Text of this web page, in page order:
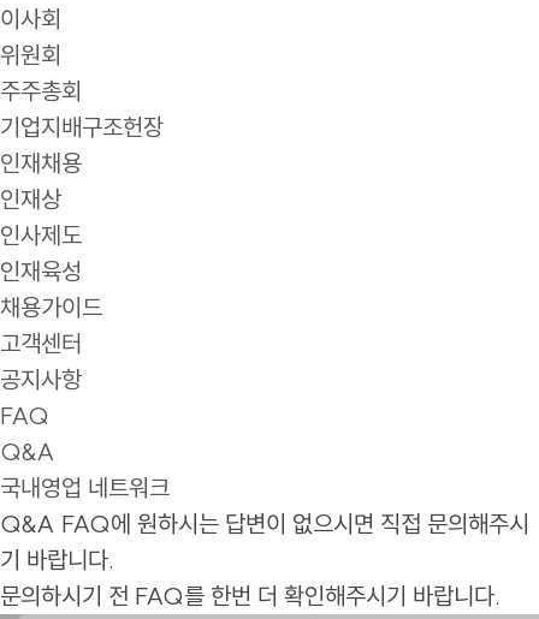
이사회
위원회
주주총회
기업지배구조헌장
인재채용
인재상
인사제도
인재육성
채용가이드
고객센터
공지사항
FAQ
Q&A
국내영업 네트워크
Q&A FAQ에 원하시는 답변이 없으시면 직접 문의해주시
기 바랍니다.
문의하시기 전 FAQ를 한번 더 확인해주시기 바랍니다.